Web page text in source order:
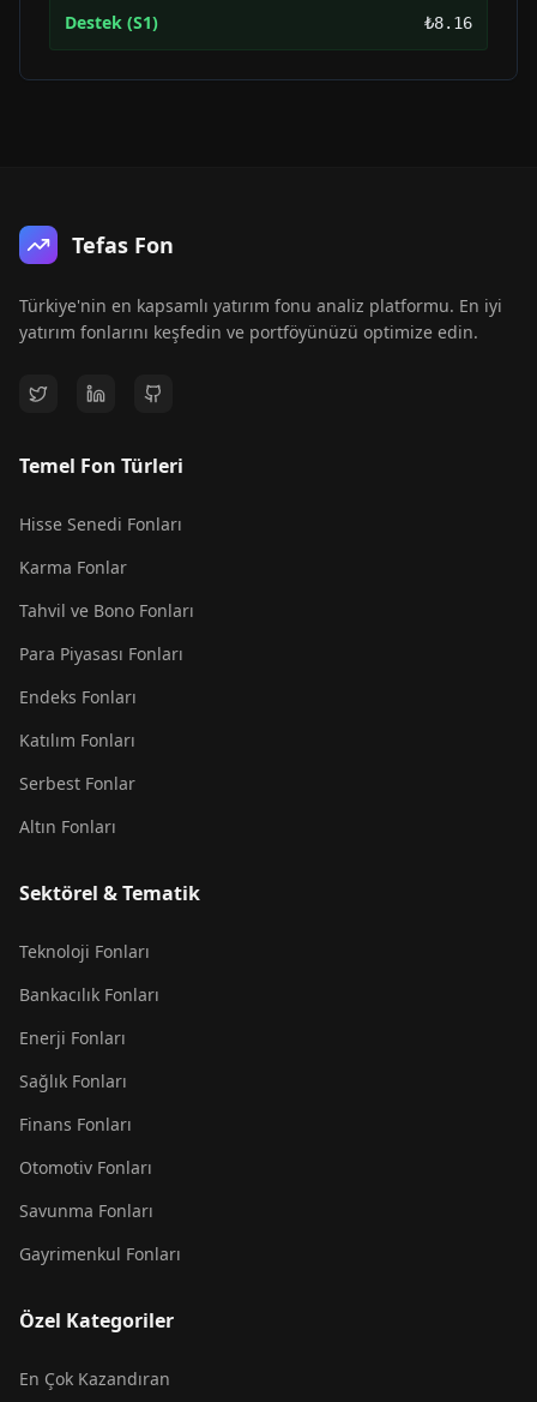
Destek (S1) ₺8.16
Tefas Fon
Türkiye'nin en kapsamlı yatırım fonu analiz platformu. En iyi
yatırım fonlarını keşfedin ve portföyünüzü optimize edin.
Temel Fon Türleri
Hisse Senedi Fonları
Karma Fonlar
Tahvil ve Bono Fonları
Para Piyasası Fonları
Endeks Fonları
Katılım Fonları
Serbest Fonlar
Altın Fonları
Sektörel & Tematik
Teknoloji Fonları
Bankacılık Fonları
Enerji Fonları
Sağlık Fonları
Finans Fonları
Otomotiv Fonları
Savunma Fonları
Gayrimenkul Fonları
Özel Kategoriler
En Çok Kazandıran